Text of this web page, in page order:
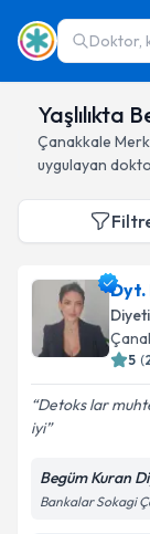
Doktor,
Yaşlılıkta
Çanakkale
uygulayan
Dyt.
5 (
Detoks lar
iyi
Begüm Kuran
Bankalar Sokagi